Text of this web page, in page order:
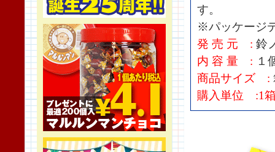
す。
※パッケージ
発 売 元 : 鈴
内 容 量 : １
商品サイズ :
購入単位 :1